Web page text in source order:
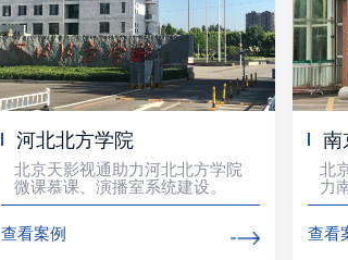
河北北方学院
北京天影视通助力河北北方学院
微课慕课、演播室系统建设。
查看案例
南
北
力
项
查看